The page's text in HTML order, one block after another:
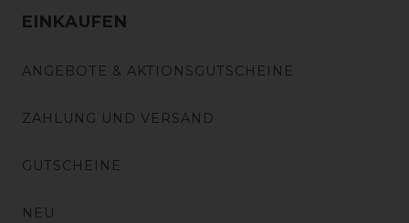
EINKAUFEN
ANGEBOTE & AKTIONSGUTSCHEINE
ZAHLUNG UND VERSAND
GUTSCHEINE
NEU